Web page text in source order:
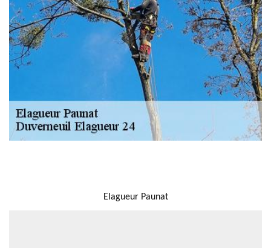
Elagueur Paunat